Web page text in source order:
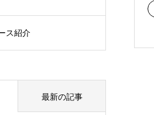
ス紹介
最新の記事